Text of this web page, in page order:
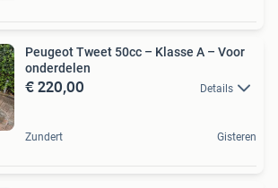
Peugeot Tweet 50cc – Klasse A – Voor
onderdelen
€ 220,00 Details
Zundert Gisteren